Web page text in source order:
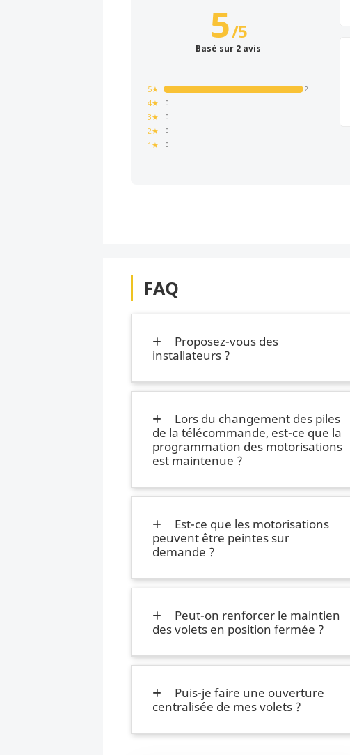
0
1★
0
2★
0
3★
0
4★
2
5★
5/5
Basé sur 2 avis
FAQ
Proposez-vous des
installateurs ?
Lors du changement des piles
de la télécommande, est-ce que la
programmation des motorisations
est maintenue ?
Est-ce que les motorisations
peuvent être peintes sur
demande ?
Peut-on renforcer le maintien
des volets en position fermée ?
Puis-je faire une ouverture
centralisée de mes volets ?